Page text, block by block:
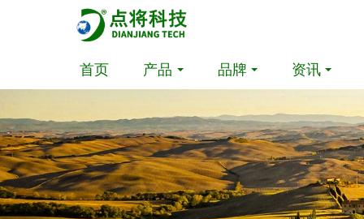
首页 产品 品牌 资讯